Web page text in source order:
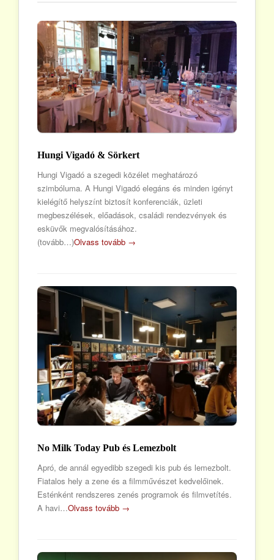
Hungi Vigadó & Sörkert
Hungi Vigadó a szegedi közélet meghatározó
szimbóluma. A Hungi Vigadó elegáns és minden igényt
kielégítő helyszínt biztosít konferenciák, üzleti
megbeszélések, előadások, családi rendezvények és
esküvők megvalósításához.
(tovább…)Olvass tovább →
No Milk Today Pub és Lemezbolt
Apró, de annál egyedibb szegedi kis pub és lemezbolt.
Fiatalos hely a zene és a filmművészet kedvelőinek.
Esténként rendszeres zenés programok és filmvetítés.
A havi…Olvass tovább →